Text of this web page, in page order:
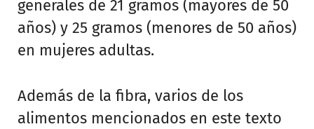
generales de 21 gramos (mayores de 50
años) y 25 gramos (menores de 50 años)
en mujeres adultas.
Además de la fibra, varios de los
alimentos mencionados en este texto